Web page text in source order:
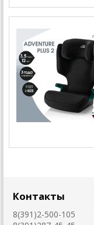
Контакты
8(391)2-500-105